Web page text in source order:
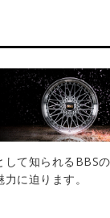
して知られるBBS
に迫ります。